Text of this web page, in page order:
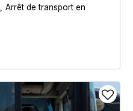
Arrêt de transport en